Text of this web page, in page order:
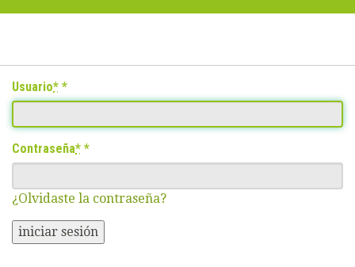
Usuario*
Contraseña*
¿Olvidaste la contraseña?
iniciar sesión